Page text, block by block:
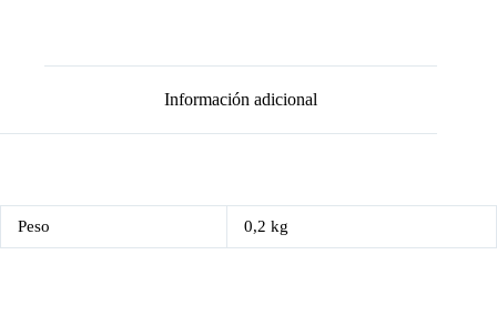
Información adicional
Peso 0,2 kg